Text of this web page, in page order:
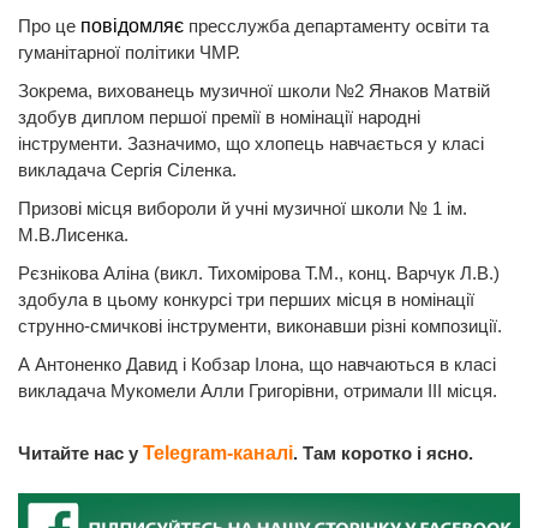
Про це повідомляє пресслужба департаменту освіти та
гуманітарної політики ЧМР.
Зокрема, вихованець музичної школи №2 Янаков Матвій
здобув диплом першої премії в номінації народні
інструменти. Зазначимо, що хлопець навчається у класі
викладача Сергія Сіленка.
Призові місця вибороли й учні музичної школи № 1 ім.
М.В.Лисенка.
Рєзнікова Аліна (викл. Тихомірова Т.М., конц. Варчук Л.В.)
здобула в цьому конкурсі три перших місця в номінації
струнно-смичкові інструменти, виконавши різні композиції.
А Антоненко Давид і Кобзар Ілона, що навчаються в класі
викладача Мукомели Алли Григорівни, отримали ІІІ місця.
Читайте нас у Telegram-каналі. Там коротко і ясно.